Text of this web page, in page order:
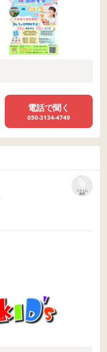
電話で聞く
050-3134-4749
リストに
保存